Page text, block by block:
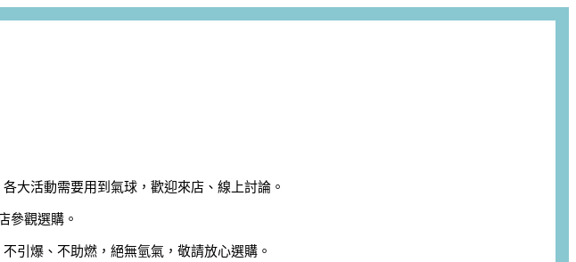
大活動需要用到氣球，歡迎來店、線上討論。
參觀選購。
不引爆、不助燃，絕無氫氣，敬請放心選購。